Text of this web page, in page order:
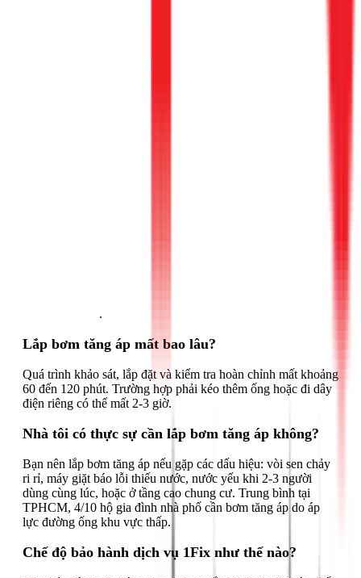
.
Lắp bơm tăng áp mất bao lâu?
Quá trình khảo sát, lắp đặt và kiểm tra hoàn chỉnh mất khoảng
60 đến 120 phút. Trường hợp phải kéo thêm ống hoặc đi dây
điện riêng có thể mất 2-3 giờ.
Nhà tôi có thực sự cần lắp bơm tăng áp không?
Bạn nên lắp bơm tăng áp nếu gặp các dấu hiệu: vòi sen chảy
ri rỉ, máy giặt báo lỗi thiếu nước, nước yếu khi 2-3 người
dùng cùng lúc, hoặc ở tầng cao chung cư. Trung bình tại
TPHCM, 4/10 hộ gia đình nhà phố cần bơm tăng áp do áp
lực đường ống khu vực thấp.
Chế độ bảo hành dịch vụ 1Fix như thế nào?